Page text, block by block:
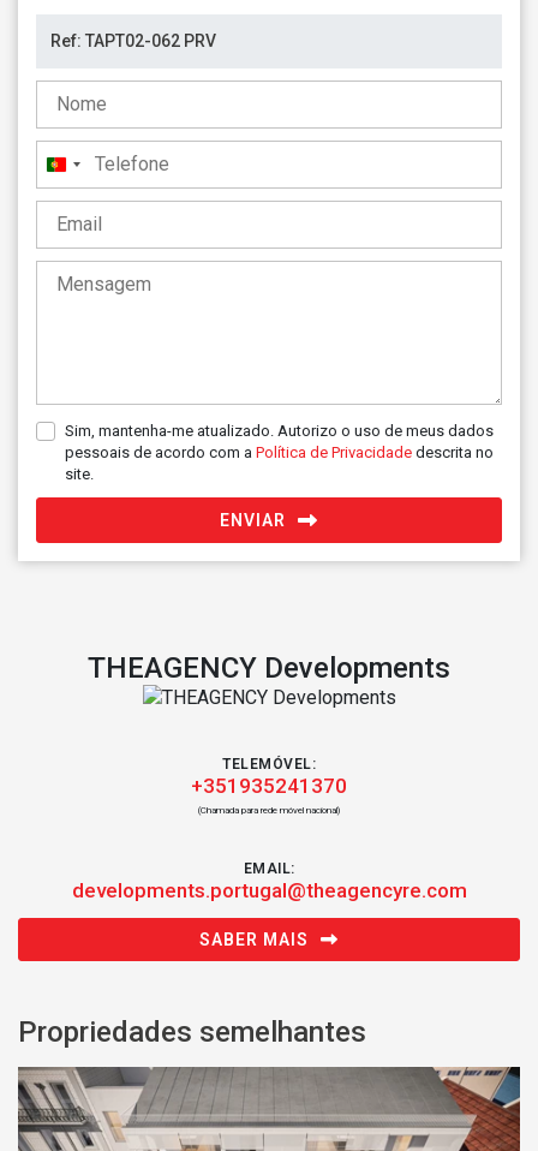
Portugal
+351
Sim, mantenha-me atualizado. Autorizo o uso de meus dados
pessoais de acordo com a Política de Privacidade descrita no
site.
ENVIAR
THEAGENCY Developments
TELEMÓVEL:
+351935241370
(Chamada para rede móvel nacional)
EMAIL:
developments.portugal@theagencyre.com
SABER MAIS
Propriedades semelhantes